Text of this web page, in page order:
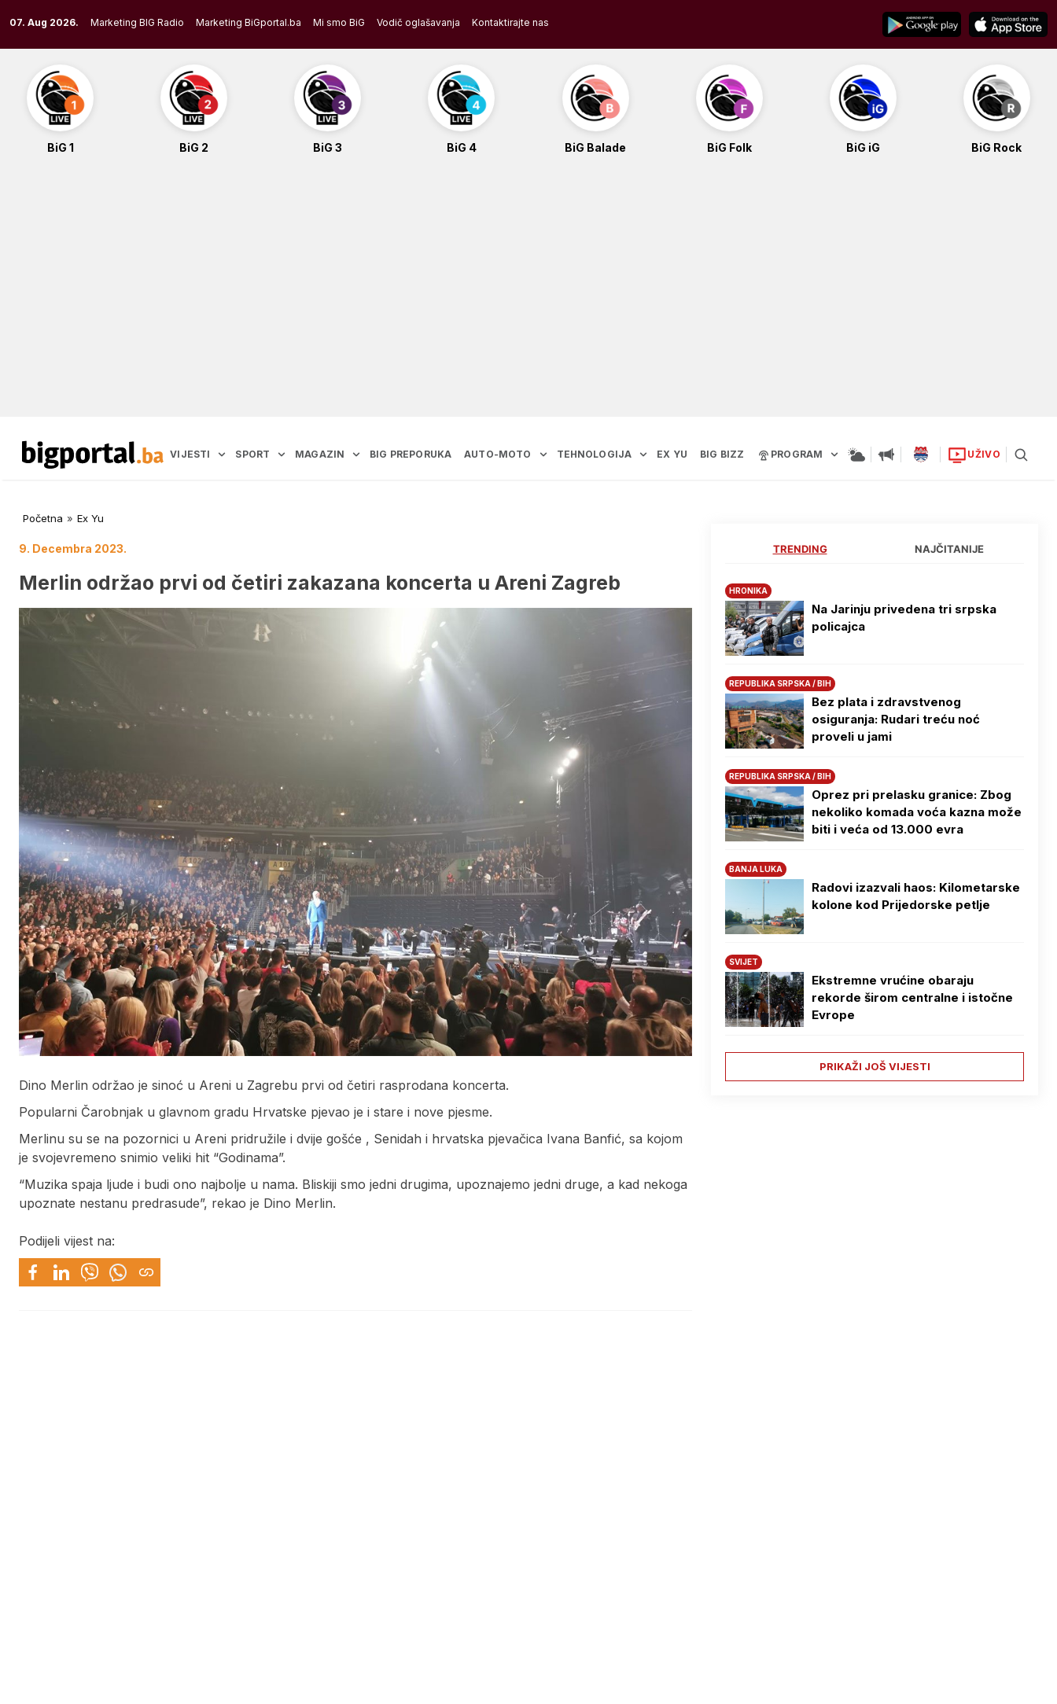
to
content
07. Aug 2026. Marketing BIG Radio Marketing BiGportal.ba Mi smo BiG Vodič oglašavanja Kontaktirajte nas
BiG 1 BiG 2 BiG 3 BiG 4 BiG Balade BiG Folk BiG iG BiG Rock
VIJESTI SPORT MAGAZIN BIG PREPORUKA AUTO-MOTO TEHNOLOGIJA EX YU BIG BIZZ PROGRAM UŽIVO
Početna » Ex Yu
9. Decembra 2023.
Merlin održao prvi od četiri zakazana koncerta u Areni Zagreb
Dino Merlin održao je sinoć u Areni u Zagrebu prvi od četiri rasprodana koncerta.
Popularni Čarobnjak u glavnom gradu Hrvatske pjevao je i stare i nove pjesme.
Merlinu su se na pozornici u Areni pridružile i dvije gošće , Senidah i hrvatska pjevačica Ivana Banfić, sa kojom
je svojevremeno snimio veliki hit “Godinama”.
“Muzika spaja ljude i budi ono najbolje u nama. Bliskiji smo jedni drugima, upoznajemo jedni druge, a kad nekoga
upoznate nestanu predrasude”, rekao je Dino Merlin.
Podijeli vijest na:
TRENDING NAJČITANIJE
HRONIKA
Na Јarinju privedena tri srpska
policajca
REPUBLIKA SRPSKA / BIH
Bez plata i zdravstvenog
osiguranja: Rudari treću noć
proveli u jami
REPUBLIKA SRPSKA / BIH
Oprez pri prelasku granice: Zbog
nekoliko komada voća kazna može
biti i veća od 13.000 evra
BANJA LUKA
Radovi izazvali haos: Kilometarske
kolone kod Prijedorske petlje
SVIJET
Ekstremne vrućine obaraju
rekorde širom centralne i istočne
Evrope
PRIKAŽI JOŠ VIJESTI